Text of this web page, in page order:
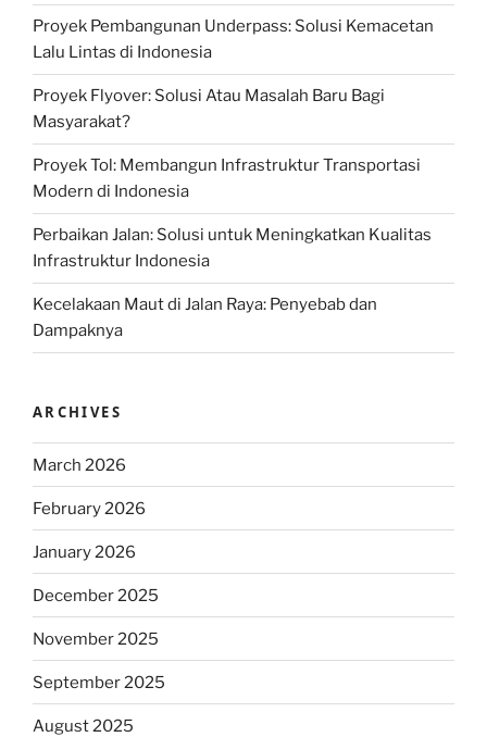
Proyek Pembangunan Underpass: Solusi Kemacetan
Lalu Lintas di Indonesia
Proyek Flyover: Solusi Atau Masalah Baru Bagi
Masyarakat?
Proyek Tol: Membangun Infrastruktur Transportasi
Modern di Indonesia
Perbaikan Jalan: Solusi untuk Meningkatkan Kualitas
Infrastruktur Indonesia
Kecelakaan Maut di Jalan Raya: Penyebab dan
Dampaknya
ARCHIVES
March 2026
February 2026
January 2026
December 2025
November 2025
September 2025
August 2025